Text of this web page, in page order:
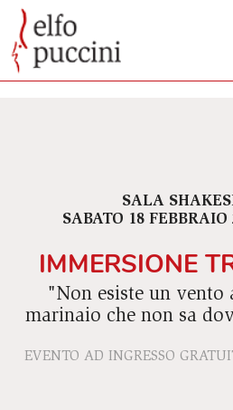
SALA
SABATO 18 FEBBRAIO
IMMERSIONE
"Non esiste un vento
marinaio che non sa
EVENTO AD INGRESSO